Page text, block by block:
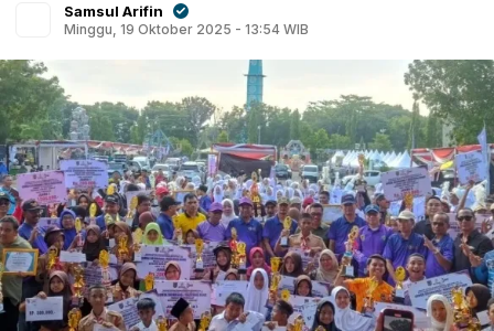
Samsul Arifin
Minggu, 19 Oktober 2025 - 13:54 WIB